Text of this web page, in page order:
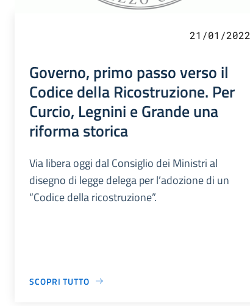
21/01/2022
Governo, primo passo verso il
Codice della Ricostruzione. Per
Curcio, Legnini e Grande una
riforma storica
Via libera oggi dal Consiglio dei Ministri al
disegno di legge delega per l’adozione di un
“Codice della ricostruzione”.
SCOPRI TUTTO